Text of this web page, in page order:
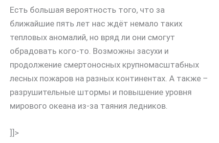
Есть большая вероятность того, что за
ближайшие пять лет нас ждёт немало таких
тепловых аномалий, но вряд ли они смогут
обрадовать кого-то. Возможны засухи и
продолжение смертоносных крупномасштабных
лесных пожаров на разных континентах. А также –
разрушительные штормы и повышение уровня
мирового океана из-за таяния ледников.
]]>